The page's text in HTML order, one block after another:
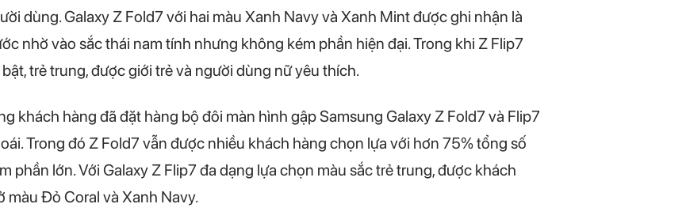
dùng. Galaxy Z Fold7 với hai màu Xanh Navy và Xanh Mint được ghi nhận là
nhờ vào sắc thái nam tính nhưng không kém phần hiện đại. Trong khi Z Flip7
trẻ trung, được giới trẻ và người dùng nữ yêu thích.
khách hàng đã đặt hàng bộ đôi màn hình gập Samsung Galaxy Z Fold7 và Flip7
Trong đó Z Fold7 vẫn được nhiều khách hàng chọn lựa với hơn 75% tổng số
phần lớn. Với Galaxy Z Flip7 đa dạng lựa chọn màu sắc trẻ trung, được khách
màu Đỏ Coral và Xanh Navy.